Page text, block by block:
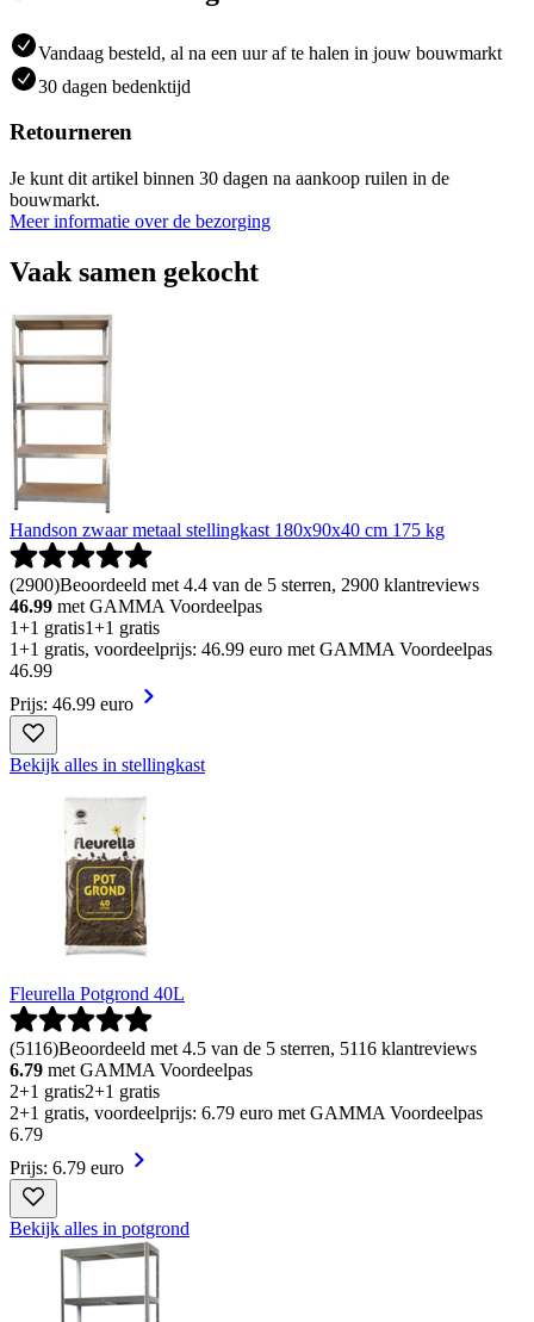
Vandaag besteld, al na een uur af te halen in jouw bouwmarkt
30 dagen bedenktijd
Retourneren
Je kunt dit artikel binnen 30 dagen na aankoop ruilen in de
bouwmarkt.
Meer informatie over de bezorging
Vaak samen gekocht
Handson zwaar metaal stellingkast 180x90x40 cm 175 kg
(2900)Beoordeeld met 4.4 van de 5 sterren, 2900 klantreviews
46.99 met GAMMA Voordeelpas
1+1 gratis1+1 gratis
1+1 gratis, voordeelprijs: 46.99 euro met GAMMA Voordeelpas
46.99
Prijs: 46.99 euro
Bekijk alles in stellingkast
Fleurella Potgrond 40L
(5116)Beoordeeld met 4.5 van de 5 sterren, 5116 klantreviews
6.79 met GAMMA Voordeelpas
2+1 gratis2+1 gratis
2+1 gratis, voordeelprijs: 6.79 euro met GAMMA Voordeelpas
6.79
Prijs: 6.79 euro
Bekijk alles in potgrond